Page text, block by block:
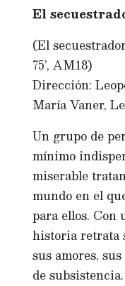
El
(El
75’, AM18)
Dirección:
María Vaner,
Un grupo de
mínimo
miserable
mundo en el
para ellos. Con
historia retrata
sus amores,
de subsistencia.